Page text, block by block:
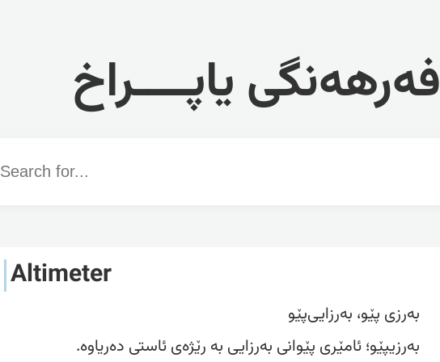
فەرهەنگی یاپــــراخ
Word
Altimeter
بەرزی پێو، بەرزایی‌پێو
بەرزیپێو؛ ئامێری پێوانی بەرزایی بە رێژەی ئاستی دەریاوە.